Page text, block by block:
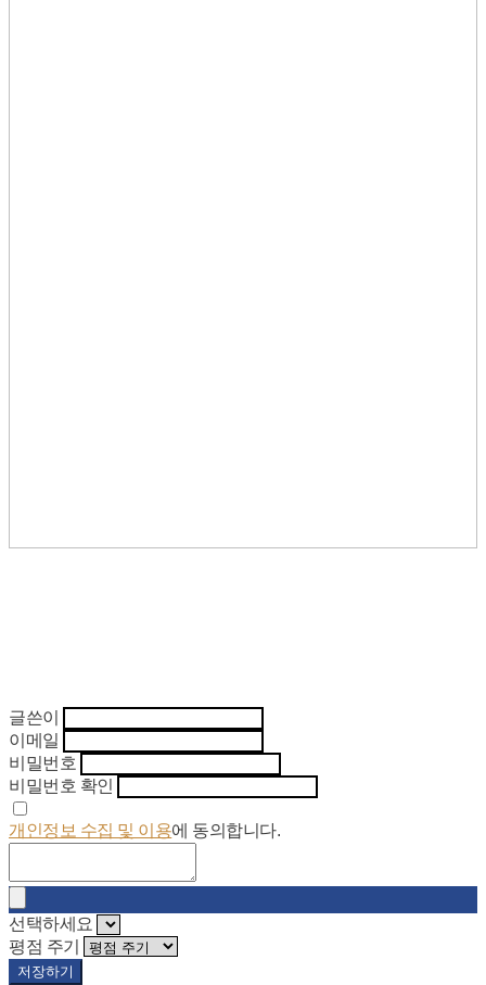
글쓴이
이메일
비밀번호
비밀번호 확인
개인정보 수집 및 이용에 동의합니다.
선택하세요
평점 주기
저장하기